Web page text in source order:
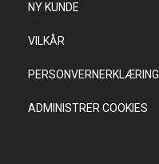
NY KUNDE
VILKÅR
PERSONVERNERKLÆRING
ADMINISTRER COOKIES